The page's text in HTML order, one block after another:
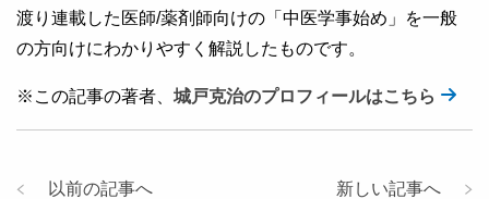
渡り連載した医師/薬剤師向けの「中医学事始め」を一般
の方向けにわかりやすく解説したものです。
※この記事の著者、 城戸克治のプロフィールはこちら
新しい記事へ
以前の記事へ